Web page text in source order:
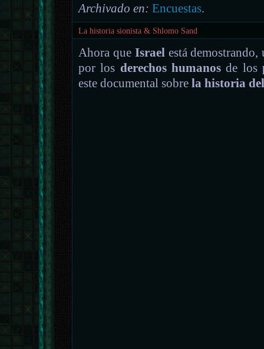
Archivado en: Encuestas.
La historia sionista & Shlomo Sand
Ahora que Israel está
por los derechos humanos de los
este documental sobrela historia